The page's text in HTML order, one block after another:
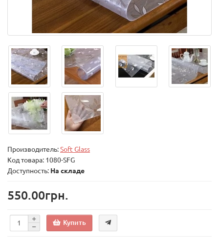
Производитель:Soft Glass
Код товара: 1080-SFG
Доступность: На складе
550.00грн.
Купить